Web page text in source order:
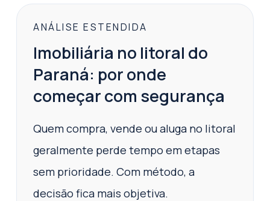
ANÁLISE ESTENDIDA
Imobiliária no litoral do
Paraná: por onde
começar com segurança
Quem compra, vende ou aluga no litoral
geralmente perde tempo em etapas
sem prioridade. Com método, a
decisão fica mais objetiva.